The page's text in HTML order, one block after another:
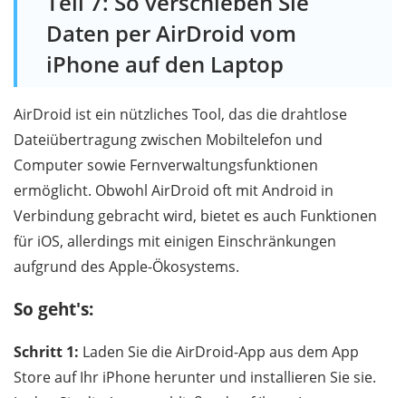
Daten per AirDroid vom
iPhone auf den Laptop
AirDroid ist ein nützliches Tool, das die drahtlose
Dateiübertragung zwischen Mobiltelefon und
Computer sowie Fernverwaltungsfunktionen
ermöglicht. Obwohl AirDroid oft mit Android in
Verbindung gebracht wird, bietet es auch Funktionen
für iOS, allerdings mit einigen Einschränkungen
aufgrund des Apple-Ökosystems.
So geht's:
Schritt 1: Laden Sie die AirDroid-App aus dem App
Store auf Ihr iPhone herunter und installieren Sie sie.